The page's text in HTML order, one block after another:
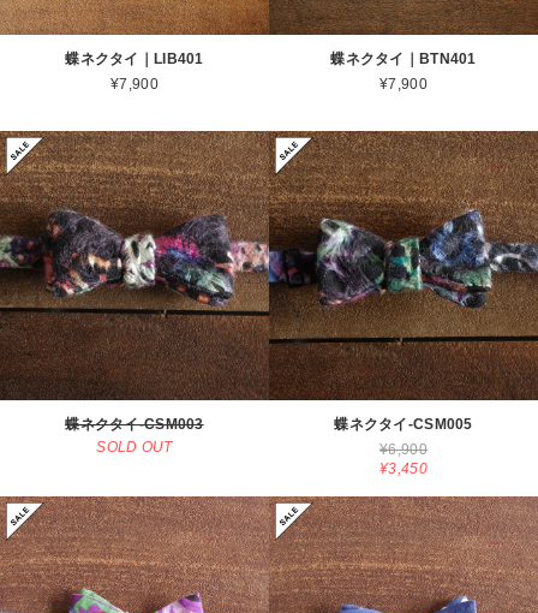
蝶ネクタイ｜LIB401
¥7,900
蝶ネクタイ｜BTN401
¥7,900
SOLD OUT
蝶ネクタイ-CSM003
蝶ネクタイ-CSM005
¥6,900
¥3,450